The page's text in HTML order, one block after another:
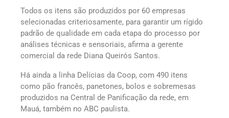
Todos os itens são produzidos por 60 empresas
selecionadas criteriosamente, para garantir um rígido
padrão de qualidade em cada etapa do processo por
análises técnicas e sensoriais, afirma a gerente
comercial da rede Diana Queirós Santos.
Há ainda a linha Delícias da Coop, com 490 itens
como pão francês, panetones, bolos e sobremesas
produzidos na Central de Panificação da rede, em
Mauá, também no ABC paulista.